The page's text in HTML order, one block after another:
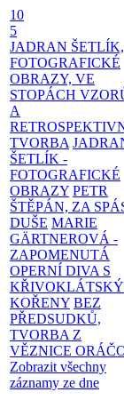
10
5
JADRAN ŠETLÍK,
FOTOGRAFICKÉ
OBRAZY, VE
STOPÁCH
A
TVORBA
ŠETLÍK -
FOTOGRAFICKÉ
OBRAZY PETR
ŠTĚPÁN, ZA
DUŠE MARIE
GÄRTNEROVÁ -
ZAPOMENUTÁ
OPERNÍ DIVA S
KOŘENY BEZ
PŘEDSUDKŮ,
TVORBA Z
VĚZNICE
Zobrazit všechny
záznamy ze dne